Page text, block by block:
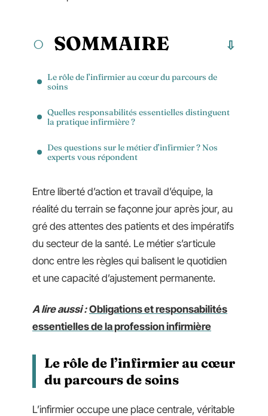
SOMMAIRE
Le rôle de l’infirmier au cœur du parcours de
soins
Quelles responsabilités essentielles distinguent
la pratique infirmière ?
Des questions sur le métier d’infirmier ? Nos
experts vous répondent
Entre liberté d’action et travail d’équipe, la
réalité du terrain se façonne jour après jour, au
gré des attentes des patients et des impératifs
du secteur de la santé. Le métier s’articule
donc entre les règles qui balisent le quotidien
et une capacité d’ajustement permanente.
A lire aussi : Obligations et responsabilités
essentielles de la profession infirmière
Le rôle de l’infirmier au cœur
du parcours de soins
L’infirmier occupe une place centrale, véritable